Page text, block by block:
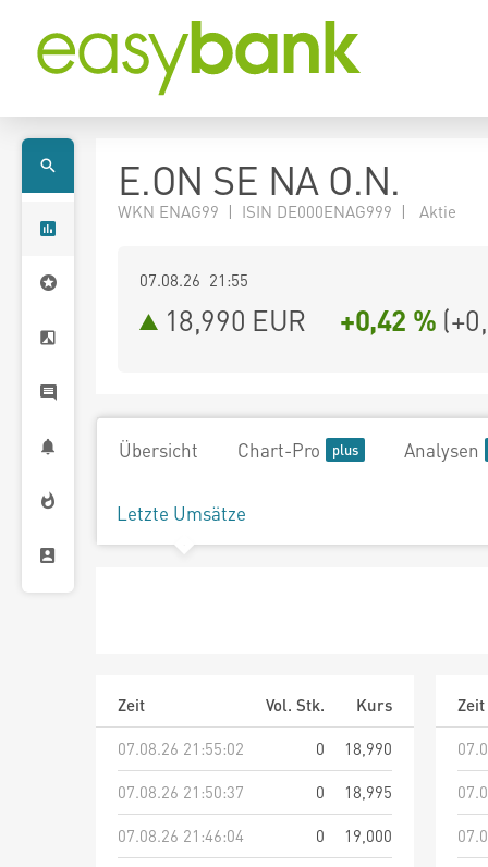
E.ON SE NA O.N.
WKN ENAG99 | ISIN DE000ENAG999 | Aktie
07.08.26 21:55
18,990 EUR +0,42 % (
Übersicht Chart-Pro Analysen
Letzte Umsätze
Zeit Vol. Stk.
Kurs
07.08.26 21:55:02
0
18,990
07.08.26 21:50:37
0
18,995
07.08.26 21:46:04
0
19,000
Zeit